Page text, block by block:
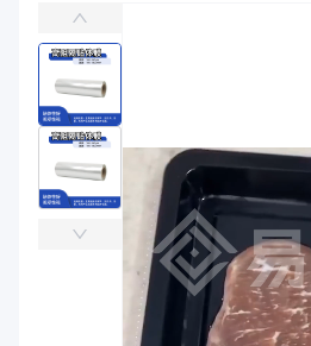
主要适用于鲜肉、加工肉、奶酪、海鲜产
易食包（EPAK）专注于高阻隔贴体膜-
产品卖点：贴体性好、透明度高、阻隔性强
应用场景：主要适用于鲜肉、加工肉、奶
￥53.0612
商品参数
贴体膜
PE